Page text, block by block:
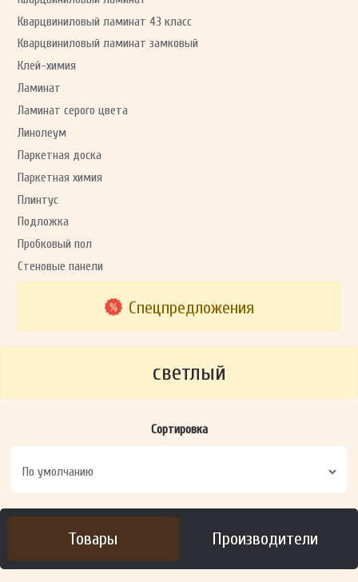
Кварцвиниловый ламинат 43 класс
Кварцвиниловый ламинат замковый
Клей-химия
Ламинат
Ламинат серого цвета
Линолеум
Паркетная доска
Паркетная химия
Плинтус
Подложка
Пробковый пол
Стеновые панели
Спецпредложения
светлый
Сортировка
Товары Производители